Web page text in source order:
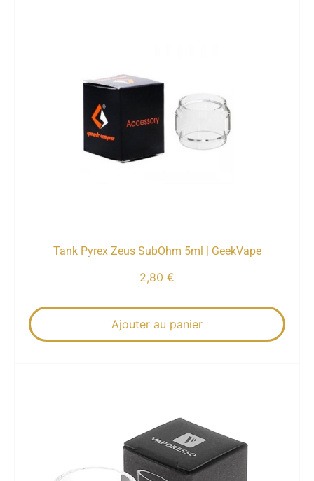
Tank Pyrex Zeus SubOhm 5ml | GeekVape
2,80 €
Ajouter au panier